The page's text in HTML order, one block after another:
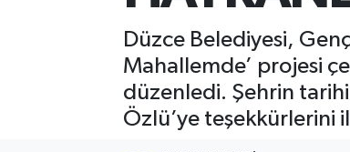
Düzce Belediyesi,
Mahallemde’ projesi
düzenledi. Şehrin
Özlü’ye teşekkürlerini
Haber Arşivi